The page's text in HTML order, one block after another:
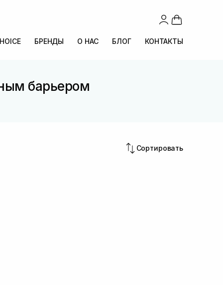
БРЕНДЫ О НАС БЛОГ КОНТАКТЫ
барьером
Сортировать